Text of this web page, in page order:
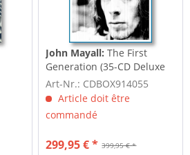
John Mayall:The First
Generation (35-CD Deluxe
Box Set)
Art-Nr.: CDBOX914055
Article doit être
commandé
399,95 € *
299,95 € *